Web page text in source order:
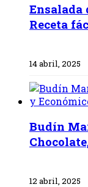
Ensalada
Receta
14 abril, 2025
Budín
12 abril, 2025